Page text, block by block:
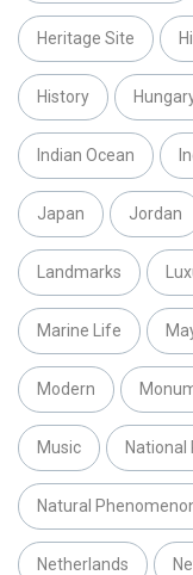
Heritage Site
History
Indian Ocean
Japan Jordan
Landmarks
Marine Life
Modern
Music National
Natural
Netherlands